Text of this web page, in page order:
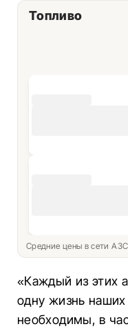
Топливо
Средние цены в сети
«Каждый из этих
одну жизнь
необходимы, в